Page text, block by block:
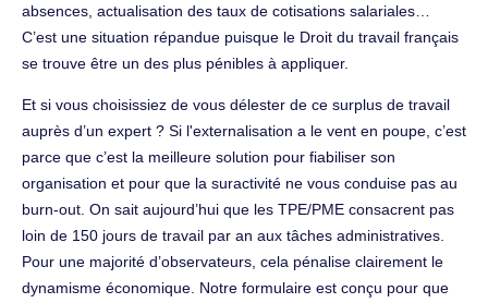
absences, actualisation des taux de cotisations salariales…
C’est une situation répandue puisque le Droit du travail français
se trouve être un des plus pénibles à appliquer.
Et si vous choisissiez de vous délester de ce surplus de travail
auprès d’un expert ? Si l'externalisation a le vent en poupe, c’est
parce que c’est la meilleure solution pour fiabiliser son
organisation et pour que la suractivité ne vous conduise pas au
burn-out. On sait aujourd’hui que les TPE/PME consacrent pas
loin de 150 jours de travail par an aux tâches administratives.
Pour une majorité d’observateurs, cela pénalise clairement le
dynamisme économique. Notre formulaire est conçu pour que